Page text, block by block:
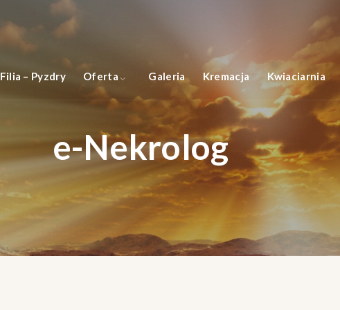
Filia – Pyzdry Oferta Galeria Kremacja Kwiaciarnia
e-Nekrolog